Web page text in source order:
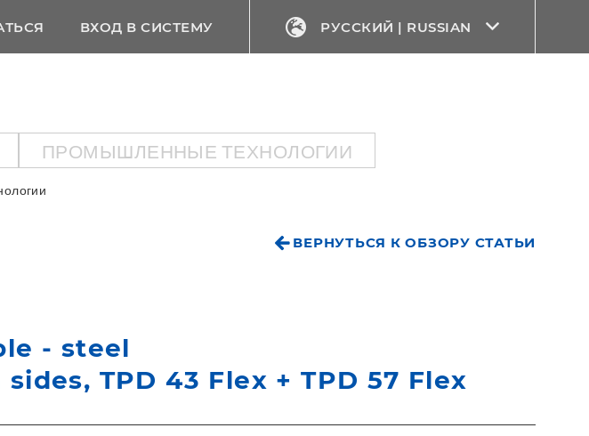
ВХОД В СИСТЕМУ РУССКИЙ | RUSSIAN
ПРОМЫШЛЕННЫЕ ТЕХНОЛОГИИ
ВЕРНУТЬСЯ К ОБЗОРУ СТАТЬИ
- steel
TPD 43 Flex + TPD 57 Flex